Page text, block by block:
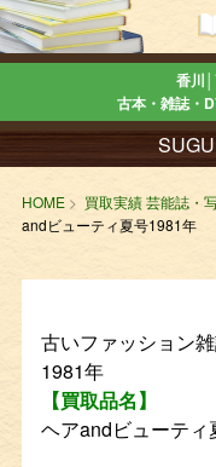
香川
古本・雑誌
HOME 買取実績 芸能誌・
andビューティ夏号1981年
古いファッション
1981年
【買取品名】
ヘアandビューティ